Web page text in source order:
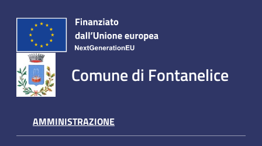
Comune di Fontanelice
AMMINISTRAZIONE